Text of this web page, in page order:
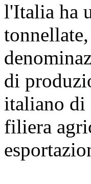
l'Italia ha
di
italiano di
filiera